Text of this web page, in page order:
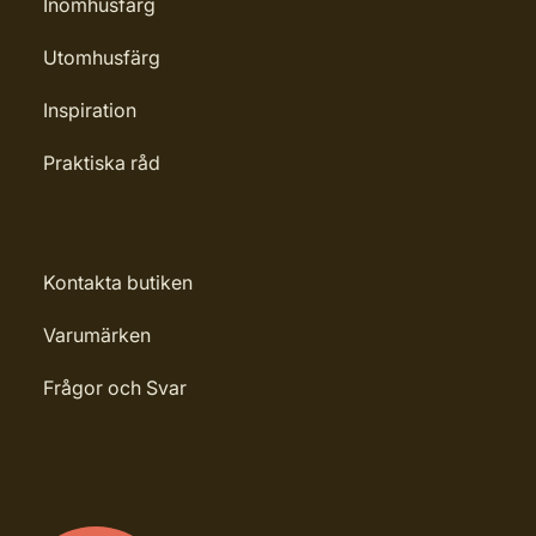
Inomhusfärg
Utomhusfärg
Inspiration
Praktiska råd
Kontakta butiken
Varumärken
Frågor och Svar